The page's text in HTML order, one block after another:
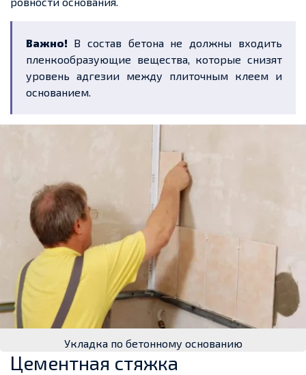
Важно! В состав бетона не должны входить
пленкообразующие вещества, которые снизят
уровень адгезии между плиточным клеем и
основанием.
Укладка по бетонному основанию
Цементная стяжка